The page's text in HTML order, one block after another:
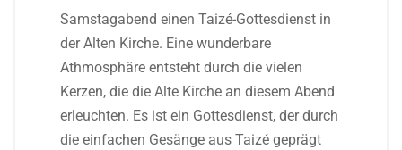
Samstagabend einen Taizé-Gottesdienst in
der Alten Kirche. Eine wunderbare
Athmosphäre entsteht durch die vielen
Kerzen, die die Alte Kirche an diesem Abend
erleuchten. Es ist ein Gottesdienst, der durch
die einfachen Gesänge aus Taizé geprägt